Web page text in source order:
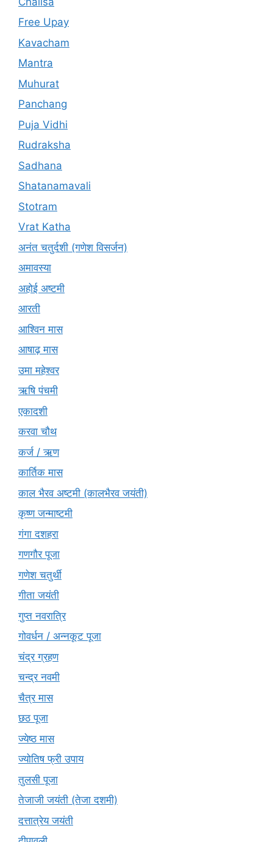
Free Upay
Kavacham
Mantra
Muhurat
Panchang
Puja Vidhi
Rudraksha
Sadhana
Shatanamavali
Stotram
Vrat Katha
अनंत चतुर्दशी (गणेश विसर्जन)
अमावस्या
अहोई अष्टमी
आरती
आश्विन मास
आषाढ़ मास
उमा महेश्वर
ऋषि पंचमी
एकादशी
करवा चौथ
कर्ज / ऋण
कार्तिक मास
काल भैरव अष्टमी (कालभैरव जयंती)
कृष्ण जन्माष्टमी
गंगा दशहरा
गणगौर पूजा
गणेश चतुर्थी
गीता जयंती
गुप्त नवरात्रि
गोवर्धन / अन्नकूट पूजा
चंद्र ग्रहण
चन्द्र नवमी
चैत्र मास
छठ पूजा
ज्येष्ठ मास
ज्योतिष फ्री उपाय
तुलसी पूजा
तेजाजी जयंती (तेजा दशमी)
दत्तात्रेय जयंती